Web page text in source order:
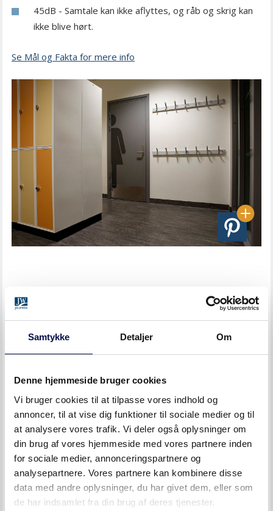
Samtykke Detaljer Om
Denne hjemmeside bruger cookies
Vi bruger cookies til at tilpasse vores indhold og
annoncer, til at vise dig funktioner til sociale medier og til
at analysere vores trafik. Vi deler også oplysninger om
din brug af vores hjemmeside med vores partnere inden
for sociale medier, annonceringspartnere og
analysepartnere. Vores partnere kan kombinere disse
data med andre oplysninger, du har givet dem, eller som
de har indsamlet fra din brug af deres tjenester.
45dB - Samtale kan ikke aflyttes, og råb og skrig kan
ikke blive hørt.
Se Mål og Fakta for mere info
PRODUKTEGENSKABER LYDDØRE
Design
Overflade:
Dørene tilbydes malet i RAL og NCS farver, laminat og
forskellige finérer.
Dørkant/bund:
Dørene kan leveres med forskellige kant- og bundløsninger.
Mål: